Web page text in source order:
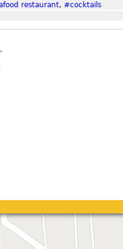
restaurant, #cocktails